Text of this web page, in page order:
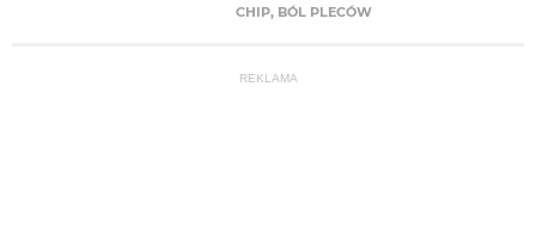
CHIP, BÓL PLECÓW
REKLAMA